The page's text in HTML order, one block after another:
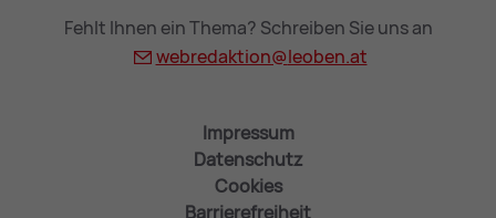
Fehlt Ihnen ein Thema? Schreiben Sie uns an
webredaktion@leoben.at
Impressum
Datenschutz
Cookies
Barrierefreiheit